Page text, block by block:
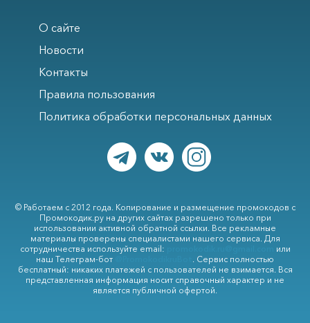
О сайте
Новости
Контакты
Правила пользования
Политика обработки персональных данных
© Работаем с 2012 года. Копирование и размещение промокодов с
Промокодик.ру на других сайтах разрешено только при
использовании активной обратной ссылки. Все рекламные
материалы проверены специалистами нашего сервиса. Для
сотрудничества используйте email:
или
наш Телеграм-бот
. Сервис полностью
бесплатный: никаких платежей с пользователей не взимается. Вся
представленная информация носит справочный характер и не
является публичной офертой.